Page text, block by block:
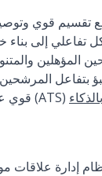
إدارة